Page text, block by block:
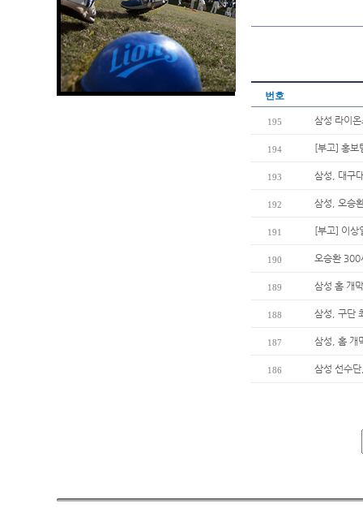
번호
195 삼성 라이
194 [부고] 홍보
193 삼성, 대구
192 삼성, 오승
191 [부고] 이상
190 오승환 300
189 삼성 홈 개
188 삼성, 구단
187 삼성, 홈 개
186 삼성 선수